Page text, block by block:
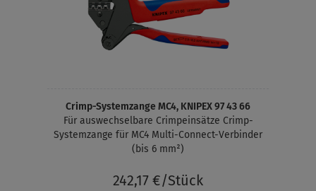
Crimp-Systemzange MC4, KNIPEX 97 43 66
Für auswechselbare Crimpeinsätze Crimp-
Systemzange für MC4 Multi-Connect-Verbinder
(bis 6 mm²)
242,17 €/Stück